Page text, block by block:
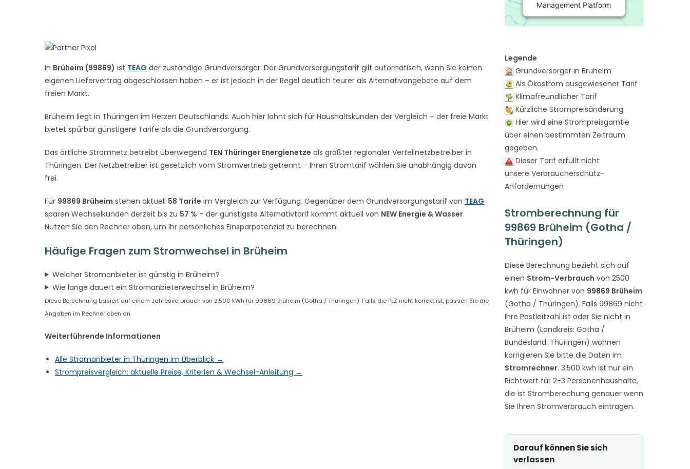
In Brüheim (99869) ist TEAG der zuständige Grundversorger. Der Grundversorgungstarif gilt automatisch, wenn Sie keinen
eigenen Liefervertrag abgeschlossen haben – er ist jedoch in der Regel deutlich teurer als Alternativangebote auf dem
freien Markt.
Brüheim liegt in Thüringen im Herzen Deutschlands. Auch hier lohnt sich für Haushaltskunden der Vergleich – der freie Markt
bietet spürbar günstigere Tarife als die Grundversorgung.
Das örtliche Stromnetz betreibt überwiegend TEN Thüringer Energienetze als größter regionaler Verteilnetzbetreiber in
Thüringen. Der Netzbetreiber ist gesetzlich vom Stromvertrieb getrennt – Ihren Stromtarif wählen Sie unabhängig davon
frei.
Für 99869 Brüheim stehen aktuell 58 Tarife im Vergleich zur Verfügung. Gegenüber dem Grundversorgungstarif von TEAG
sparen Wechselkunden derzeit bis zu 57 % – der günstigste Alternativtarif kommt aktuell von NEW Energie & Wasser.
Nutzen Sie den Rechner oben, um Ihr persönliches Einsparpotenzial zu berechnen.
Häufige Fragen zum Stromwechsel in Brüheim
Welcher Stromanbieter ist günstig in Brüheim?
Wie lange dauert ein Stromanbieterwechsel in Brüheim?
Diese Berechnung basiert auf einem Jahresverbrauch von 2.500 kWh für 99869 Brüheim (Gotha / Thüringen). Falls die PLZ nicht korrekt ist, passen Sie die
Angaben im Rechner oben an.
Weiterführende Informationen
Alle Stromanbieter in Thüringen im Überblick →
Strompreisvergleich: aktuelle Preise, Kriterien & Wechsel-Anleitung →
Management Platform
Legende
Grundversorger in Brüheim
Als Ökostrom ausgewiesener Tarif
Klimafreundlicher Tarif
Kürzliche Strompreisänderung
Hier wird eine Strompreisgarntie
über einen bestimmten Zeitraum
gegeben.
Dieser Tarif erfüllt nicht
unsere Verbraucherschutz-
Anfordernungen
Stromberechnung für
99869 Brüheim (Gotha /
Thüringen)
Diese Berechnung bezieht sich auf
einen Strom-Verbrauch von 2500
kwh für Einwohner von 99869 Brüheim
(Gotha / Thüringen). Falls 99869 nicht
Ihre Postleitzahl ist oder Sie nicht in
Brüheim (Landkreis: Gotha /
Bundesland: Thüringen) wohnen
korrigieren Sie bitte die Daten im
Stromrechner. 3.500 kwh ist nur ein
Richtwert für 2-3 Personenhaushalte,
die ist Stromberechung genauer wenn
Sie Ihren Stromverbrauch eintragen.
Darauf können Sie sich
verlassen